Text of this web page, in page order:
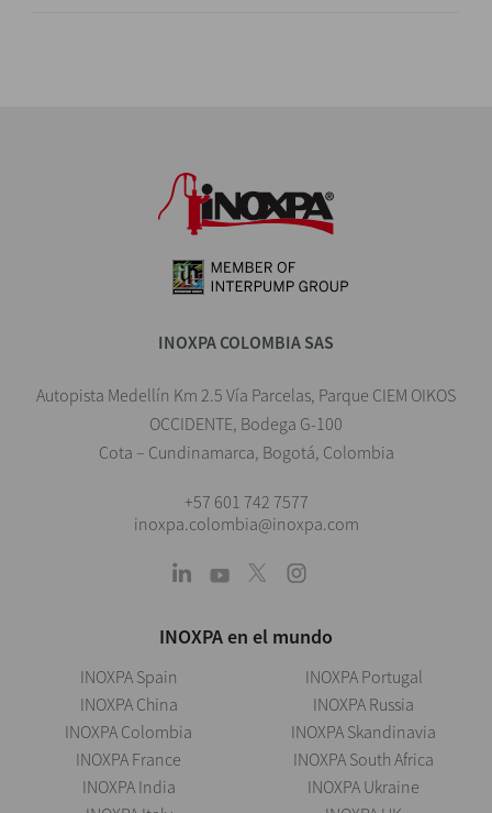
INOXPA COLOMBIA SAS
Autopista Medellín Km 2.5 Vía Parcelas, Parque CIEM OIKOS
OCCIDENTE, Bodega G-100
Cota – Cundinamarca, Bogotá, Colombia
+57 601 742 7577
inoxpa.colombia@inoxpa.com
INOXPA en el mundo
INOXPA Spain
INOXPA China
INOXPA Colombia
INOXPA France
INOXPA India
INOXPA Portugal
INOXPA Russia
INOXPA Skandinavia
INOXPA South Africa
INOXPA Ukraine